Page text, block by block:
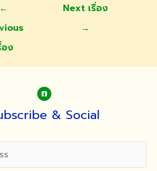
←
อง
Next เรื่อง
→
& Social